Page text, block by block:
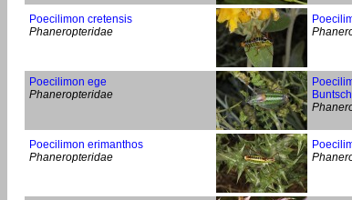
Poecilimon cretensis
Phaneropteridae
Poecilimon ege
Phaneropteridae
Poecilimon erimanthos
Phaneropteridae